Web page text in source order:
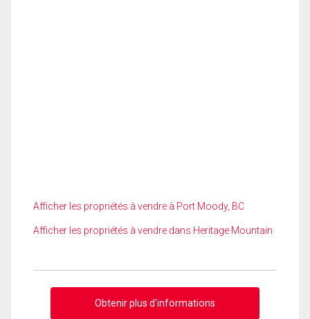
Afficher les propriétés à vendre à Port Moody, BC
Afficher les propriétés à vendre dans Heritage Mountain
Obtenir plus d'informations